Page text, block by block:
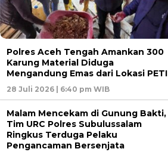
Polres Aceh Tengah Amankan 300
Karung Material Diduga
Mengandung Emas dari Lokasi PETI
28 Juli 2026 | 6:40 pm WIB
Malam Mencekam di Gunung Bakti,
Tim URC Polres Subulussalam
Ringkus Terduga Pelaku
Pengancaman Bersenjata